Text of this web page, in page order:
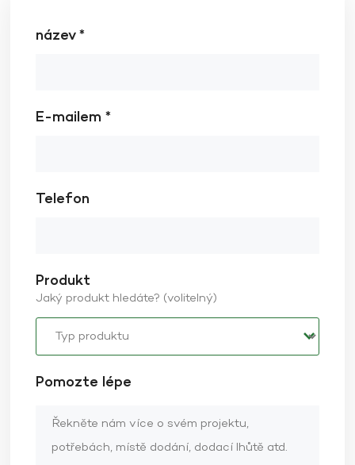
název *
E-mailem *
Telefon
Produkt
Jaký produkt hledáte? (volitelný)
Pomozte lépe